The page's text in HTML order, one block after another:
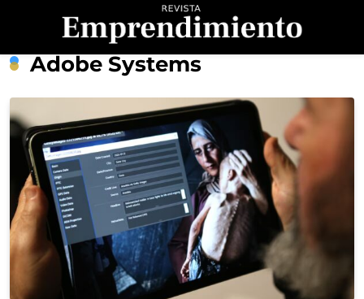
Revista
Emprendimiento
Adobe Systems